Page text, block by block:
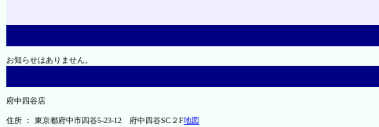
お知らせはありません。
府中四谷店
住所 ： 東京都府中市四谷5-23-12 府中四谷SC２F地図